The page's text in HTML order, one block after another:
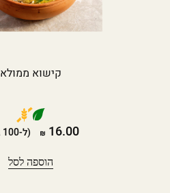
קישוא ממולא
16.00 (ל-100 גרם)
הוספה לסל